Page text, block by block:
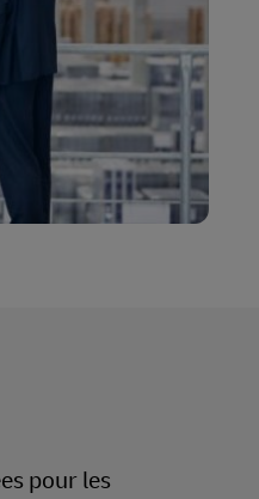
pour les